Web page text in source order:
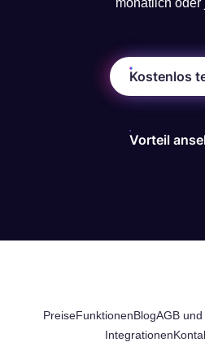
monatlich oder
Kostenlos
Vorteil
PreiseFunktionenBlogAGB
Integrationen